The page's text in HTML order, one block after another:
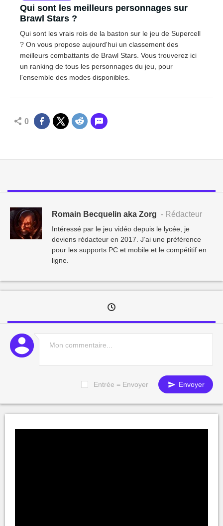
Qui sont les meilleurs personnages sur
Brawl Stars ?
Qui sont les vrais rois de la baston sur le jeu de Supercell
? On vous propose aujourd'hui un classement des
meilleurs combattants de Brawl Stars. Vous trouverez ici
un ranking de tous les personnages du jeu, pour
l'ensemble des modes disponibles.
0
Romain Becquelin aka Zorg - Rédacteur
Intéressé par le jeu vidéo depuis le lycée, je
deviens rédacteur en 2017. J’ai une préférence
pour les supports PC et mobile et le compétitif en
ligne.
Entrée = Envoyer Envoyer